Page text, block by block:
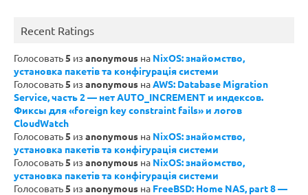
Recent Ratings
Голосовать5 из anonymous на NixOS: знайомство,
установка пакетів та конфігурація системи
Голосовать5 из anonymous наAWS: Database Migration
Service, часть 2 — нет AUTO_INCREMENT и индексов.
Фиксы для «foreign key constraint fails» и логов
CloudWatch
Голосовать5 из anonymous на NixOS: знайомство,
установка пакетів та конфігурація системи
Голосовать5 из anonymous на NixOS: знайомство,
установка пакетів та конфігурація системи
Голосовать5 из anonymous на FreeBSD: Home NAS, part 8 —